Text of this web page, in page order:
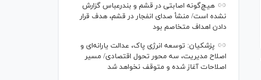
هیچ‌گونه اصابتی در قشم و بندرعباس گزارش
نشده است/ منشأ صدای انفجار در قشم، هدف قرار
دادن اهداف متخاصم بود
پزشکیان: توسعه انرژی پاک، عدالت یارانه‌ای و
اصلاح مدیریت، سه محور تحول اقتصادی/ مسیر
اصلاحات آغاز شده و متوقف نخواهد شد